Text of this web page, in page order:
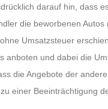
darauf hin, dass
die beworbenen
Umsatzsteuer
anboten und dabei die
die Angebote der
einer Beeinträchtigung